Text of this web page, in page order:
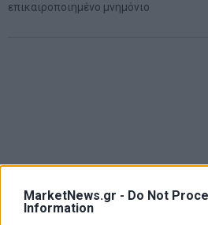
MarketNews.gr - Do Not
Information
επικαιροποιημένο μνημόνιο